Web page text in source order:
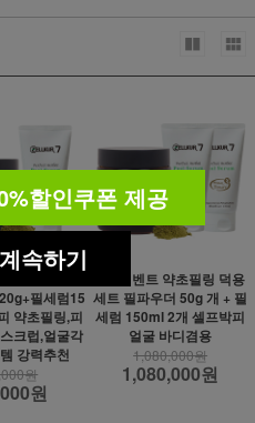
필세럼15
약초필링,피
크럽,얼굴각
강력추천
원
원
1+1이벤트 약초필링 덕용
세트 필파우더 50g 개 + 필
세럼 150ml 2개 셀프박피
얼굴 바디겸용
1,080,000원
1,080,000원
할인쿠폰 제공
속하기